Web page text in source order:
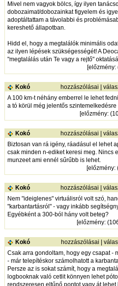
Mivel nem vagyok bölcs, így ilyen
dobozaimat/dobozainkat figyelem és
adoptáltattam a távolabbi és
kereshető állapotban.
Hidd el, hogy a megtalálók minimális
az ilyen lépések szükségességét! A
"megtalálás után Te vagy a rejtő"
[előzmény:
Kokó hozzászólásai |
A 100 km-t néhány emberrel le lehet
a tó körül még jelentős
[előzmény:
Kokó hozzászólásai |
Biztosan van rá igény, ráadásul el lehet
csak minden n-ediket keresi meg. Nincs
munzeet ami ennél sűrűbb is lehet.
[előzmény:
Kokó hozzászólásai |
Nem "ideiglenes" virtuálisról volt szó,
"karbantartásról" - vagy inkább
Egyébként a 300-ból hány volt beteg?
[előzmény:
Kokó hozzászólásai |
Csak arra gondoltam, hogy egy csapat -
- már telepítéskor számolhatott a
Persze az is sokat számít, hogy a
logbooknak való cetlit könnyen lehet
rendszeresen eltűnő pontot vagy át